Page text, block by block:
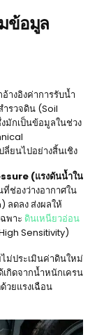
ข้อมูล
างอิงค่าการรับน้ำ
รวจดิน (Soil
มักเป็นข้อมูลในช่วง
ยนไปอย่างสิ้นเชิง
(แรงดันน้ำใน
ช่องว่างอากาศใน
ลดลง ส่งผลให้
พาะ ดินเหนียวอ่อน
Sensitivity)
ม่ประเมินค่าดินใหม่
กิดจากน้ำหนักเครน
วยแรงเฉือน